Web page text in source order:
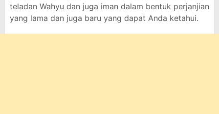
teladan Wahyu dan juga iman dalam bentuk perjanjian
yang lama dan juga baru yang dapat Anda ketahui.